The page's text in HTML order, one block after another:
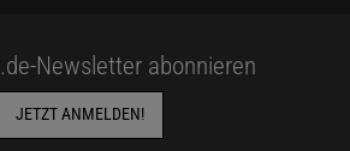
.de-Newsletter abonnieren
JETZT ANMELDEN!